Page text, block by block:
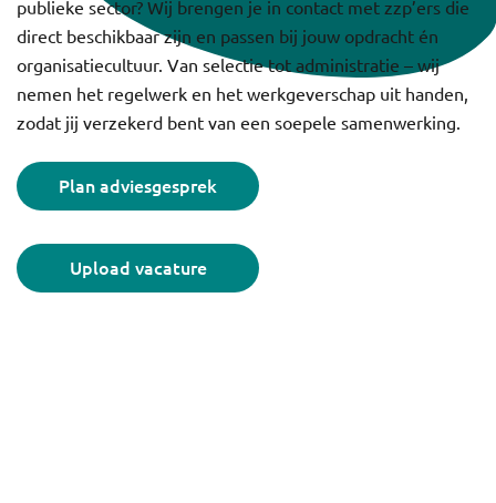
publieke sector? Wij brengen je in contact met zzp’ers die
direct beschikbaar zijn en passen bij jouw opdracht én
organisatiecultuur. Van selectie tot administratie – wij
nemen het regelwerk en het werkgeverschap uit handen,
zodat jij verzekerd bent van een soepele samenwerking.
Plan adviesgesprek
Upload vacature